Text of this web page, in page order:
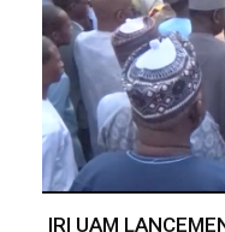
IRI UAM